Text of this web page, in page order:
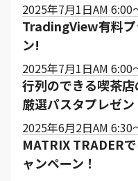
2025年7月1日AM
TradingView有料プ
ン!
2025年7月1日AM
行列のできる喫茶
厳選パスタプレゼン
2025年6月2日AM
MATRIX TRADER
ャンペーン！